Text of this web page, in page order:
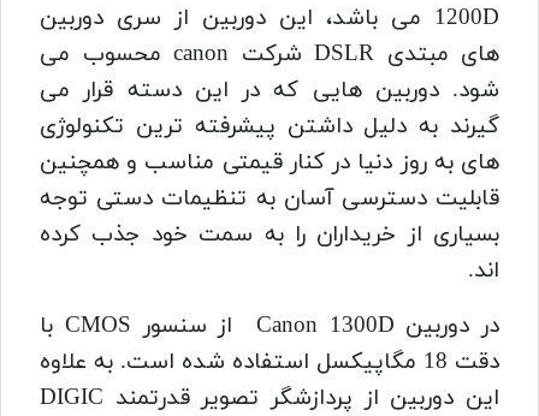
1200D می باشد، این دوربین از سری دوربین‌
های مبتدی DSLR
شرکت canon محسوب می
شود. دوربین هایی که در این دسته قرار می
گیرند به دلیل داشتن پیشرفته ترین تکنولوژی
های به روز دنیا در کنار قیمتی مناسب و همچنین
قابلیت دسترسی آسان به تنظیمات دستی توجه
بسیاری از خریداران را به سمت خود جذب کرده
اند.
در دوربین Canon 1300D از سنسور CMOS با
دقت 18 مگاپیکسل استفاده شده است. به علاوه
این دوربین از پردازشگر تصویر قدرتمند DIGIC